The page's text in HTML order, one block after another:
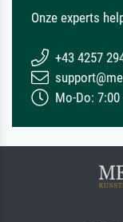
Onze experts
+43 4257
Mo-Do: 7:00